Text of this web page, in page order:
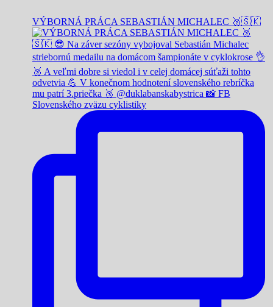
VÝBORNÁ PRÁCA SEBASTIÁN MICHALEC 🥈🇸🇰